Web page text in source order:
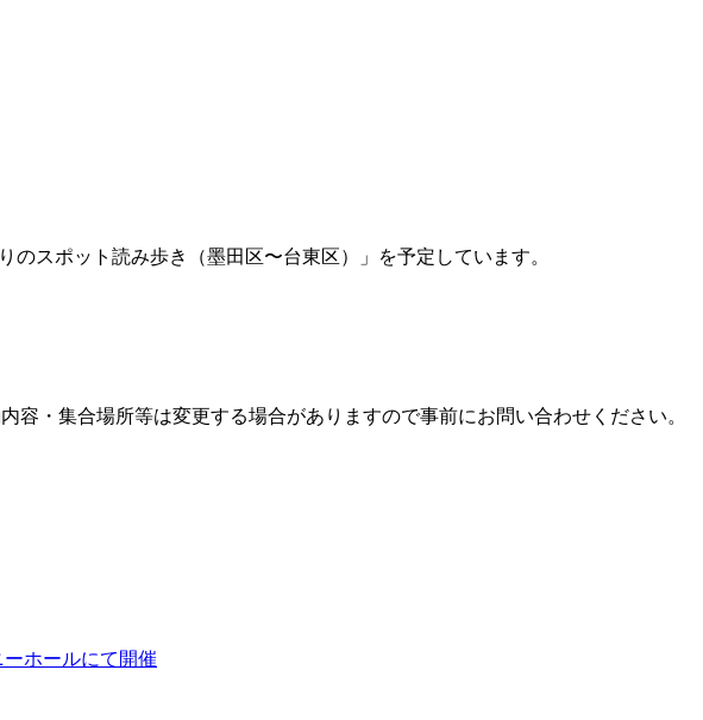
スポット読み歩き（墨田区〜台東区）」を予定しています。
・集合場所等は変更する場合がありますので事前にお問い合わせください。
ホールにて開催